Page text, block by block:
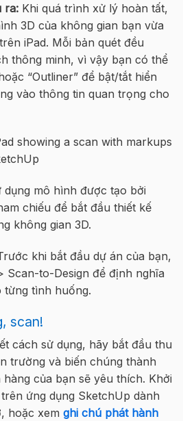
ra: Khi quá trình xử lý hoàn tất,
3D của không gian bạn vừa
iPad. Mỗi bản quét đều
thông minh, vì vậy bạn có thể
“Outliner” để bật/tắt hiển
vào thông tin quan trọng cho
dụng mô hình được tạo bởi
chiếu để bắt đầu thiết kế
không gian 3D.
khi bắt đầu dự án của bạn,
Scan-to-Design để định nghĩa
từng tình huống.
scan!
cách sử dụng, hãy bắt đầu thu
trường và biến chúng thành
của bạn sẽ yêu thích. Khởi
trên ứng dụng SketchUp dành
hoặc xem ghi chú phát hành